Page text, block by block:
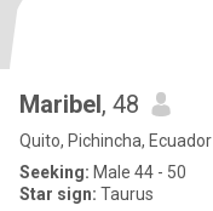
Maribel, 48
Quito, Pichincha, Ecuador
Seeking: Male 44 - 50
Star sign: Taurus